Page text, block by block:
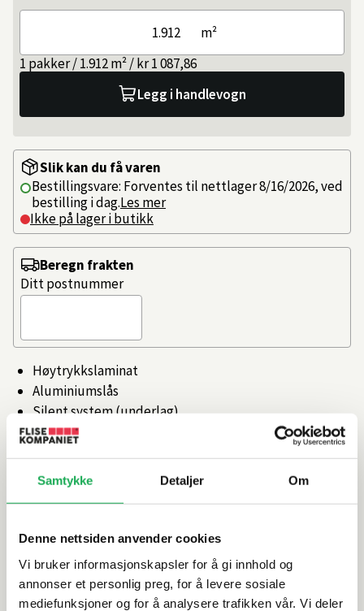
Samtykke Detaljer Om
Denne nettsiden anvender cookies
Vi bruker informasjonskapsler for å gi innhold og
annonser et personlig preg, for å levere sosiale
mediefunksjoner og for å analysere trafikken vår. Vi deler
m²
1 pakker / 1.912 m² / kr 1 087,86
Legg i handlevogn
Slik kan du få varen
Bestillingsvare: Forventes til nettlager 8/16/2026, ved
bestilling i dag.Les mer
Ikke på lager i butikk
Høytrykkslaminat
Aluminiumslås
Silent system (underlag)
Aquaresist kjerne
Artikkelnr.101469447
Beregn frakten
Ditt postnummer
Produktinformasjon
Spesifikasjoner